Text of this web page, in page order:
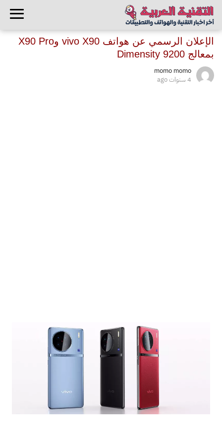
الإعلان الرسمي عن هواتف vivo X90 وX90 Pro
بمعالج Dimensity 9200
momo momo
4 سنوات ago